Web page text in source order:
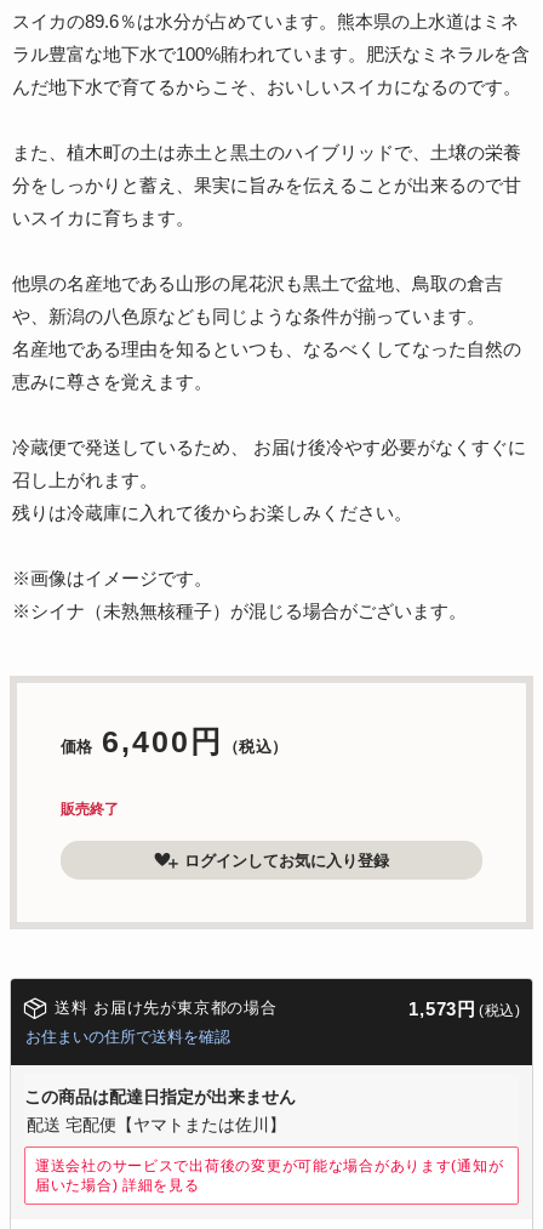
スイカの89.6％は水分が占めています。熊本県の上水道はミネ
ラル豊富な地下水で100%賄われています。肥沃なミネラルを含
んだ地下水で育てるからこそ、おいしいスイカになるのです。
また、植木町の土は赤土と黒土のハイブリッドで、土壌の栄養
分をしっかりと蓄え、果実に旨みを伝えることが出来るので甘
いスイカに育ちます。
他県の名産地である山形の尾花沢も黒土で盆地、鳥取の倉吉
や、新潟の八色原なども同じような条件が揃っています。
名産地である理由を知るといつも、なるべくしてなった自然の
恵みに尊さを覚えます。
冷蔵便で発送しているため、 お届け後冷やす必要がなくすぐに
召し上がれます。
残りは冷蔵庫に入れて後からお楽しみください。
※画像はイメージです。
※シイナ（未熟無核種子）が混じる場合がございます。
価格 6,400円 （税込）
販売終了
ログインしてお気に入り登録
送料 お届け先が東京都の場合 1,573円 (税込)
お住まいの住所で送料を確認
この商品は配達日指定が出来ません
配送 宅配便【ヤマトまたは佐川】
運送会社のサービスで出荷後の変更が可能な場合があります(通知が
届いた場合) 詳細を見る